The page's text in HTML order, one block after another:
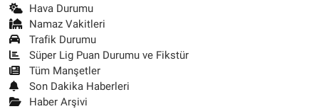
Hava Durumu
Namaz Vakitleri
Trafik Durumu
Süper Lig Puan Durumu ve Fikstür
Tüm Manşetler
Son Dakika Haberleri
Haber Arşivi